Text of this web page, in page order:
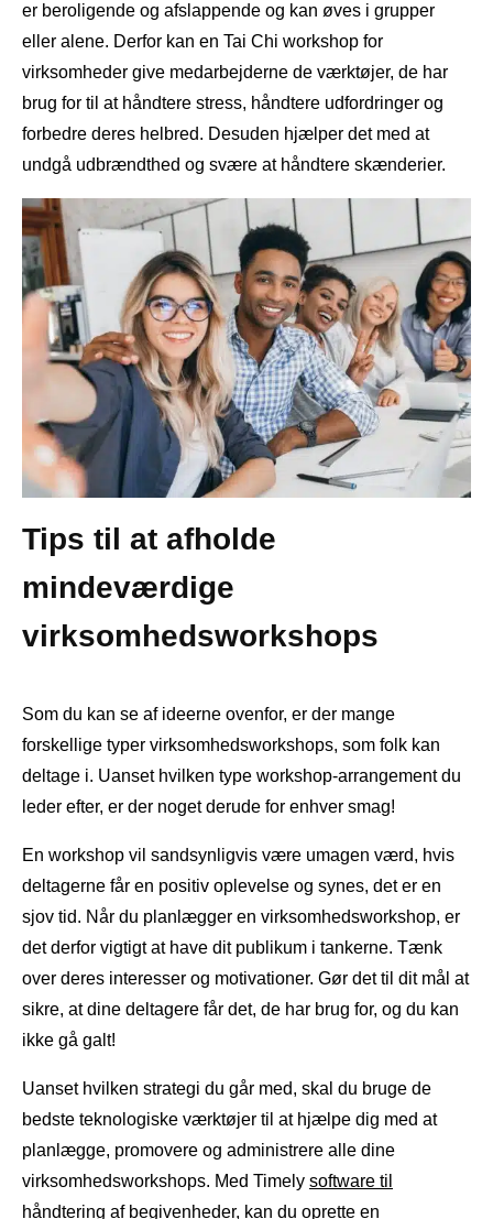
er beroligende og afslappende og kan øves i grupper
eller alene. Derfor kan en Tai Chi workshop for
virksomheder give medarbejderne de værktøjer, de har
brug for til at håndtere stress, håndtere udfordringer og
forbedre deres helbred. Desuden hjælper det med at
undgå udbrændthed og svære at håndtere skænderier.
Tips til at afholde
mindeværdige
virksomhedsworkshops
Som du kan se af ideerne ovenfor, er der mange
forskellige typer virksomhedsworkshops, som folk kan
deltage i. Uanset hvilken type workshop-arrangement du
leder efter, er der noget derude for enhver smag!
En workshop vil sandsynligvis være umagen værd, hvis
deltagerne får en positiv oplevelse og synes, det er en
sjov tid. Når du planlægger en virksomhedsworkshop, er
det derfor vigtigt at have dit publikum i tankerne. Tænk
over deres interesser og motivationer. Gør det til dit mål at
sikre, at dine deltagere får det, de har brug for, og du kan
ikke gå galt!
Uanset hvilken strategi du går med, skal du bruge de
bedste teknologiske værktøjer til at hjælpe dig med at
planlægge, promovere og administrere alle dine
virksomhedsworkshops. Med Timely software til
håndtering af begivenheder, kan du oprette en